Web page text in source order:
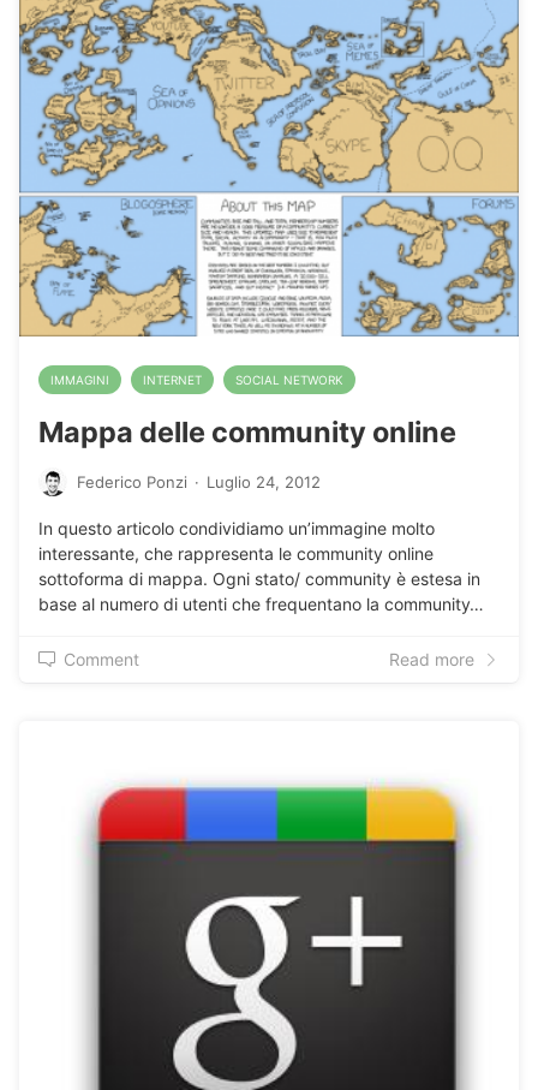
IMMAGINI INTERNET SOCIAL NETWORK
Mappa delle community online
Federico Ponzi · Luglio 24, 2012
In questo articolo condividiamo un’immagine molto
interessante, che rappresenta le community online
sottoforma di mappa. Ogni stato/ community è estesa in
base al numero di utenti che frequentano la community…
Comment Read more